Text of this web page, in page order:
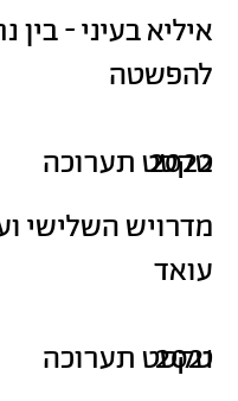
טקסט תערוכה
איליא בעיני - בין
להפשטה
2022
טקסט תערוכה
מדרויש השלישי
עואד
2021